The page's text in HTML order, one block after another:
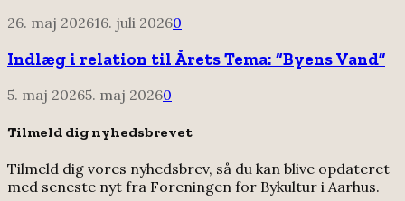
26. maj 202616. juli 20260
Indlæg i relation til Årets Tema: “Byens Vand”
5. maj 20265. maj 20260
Tilmeld dig nyhedsbrevet
Tilmeld dig vores nyhedsbrev, så du kan blive opdateret
med seneste nyt fra Foreningen for Bykultur i Aarhus.